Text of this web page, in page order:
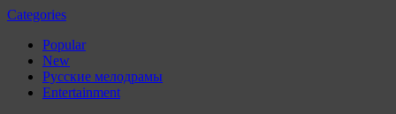
Categories
Popular
New
Русские мелодрамы
Entertainment